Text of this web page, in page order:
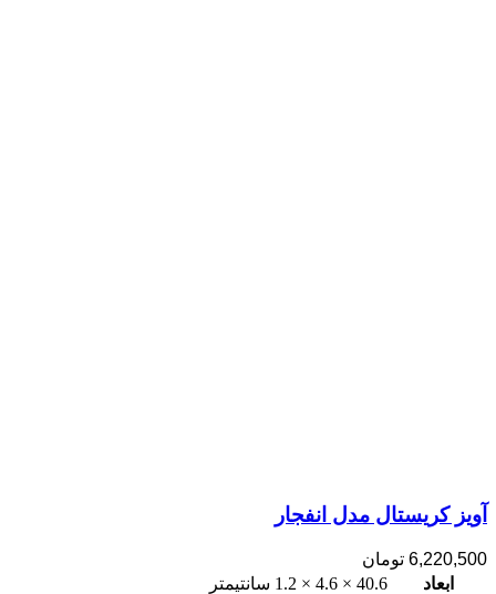
آویز کریستال مدل انفجار
6,220,500 تومان
ابعاد
40.6 × 4.6 × 1.2 سانتیمتر